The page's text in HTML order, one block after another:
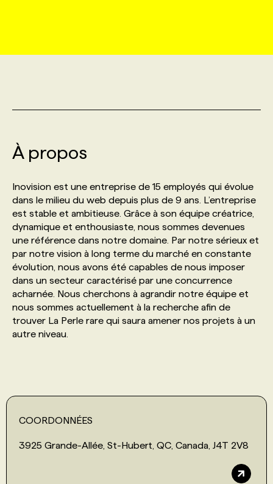
INITIATIVES NUMÉRIQUES
PRIX ET DISTINCTIONS
TENDANCES
MARKETING DURABLE
ÉVÉNEMENTIEL
NOS AUTEUR‧RICES
ANNONCEZ AVEC NOUS
PROFIL ENTREPRISE
FAQ
ANNONCEZ AVEC NOUS
PROFIL CANDIDAT
ANNONCEZ AVEC NOUS
NOS PARCOURS DE FORMATIONS
FORMATIONS PERSONNALISÉES
NOS FORMATEUR‧RICES
POURQUOI CHOISIR NOS FORMATIONS
NOS TARIFS
PROGRAMMES DE SUBVENTIONS
FAQ
SERVICE DE CHASSE DE TÊTE
NOS TARIFS
NOS EXPERTISES
FAQ
ANNONCEZ AVEC NOUS
À propos
Inovision est une entreprise de 15 employés qui évolue
dans le milieu du web depuis plus de 9 ans. L’entreprise
est stable et ambitieuse. Grâce à son équipe créatrice,
dynamique et enthousiaste, nous sommes devenues
une référence dans notre domaine. Par notre sérieux et
par notre vision à long terme du marché en constante
évolution, nous avons été capables de nous imposer
dans un secteur caractérisé par une concurrence
acharnée. Nous cherchons à agrandir notre équipe et
nous sommes actuellement à la recherche afin de
trouver La Perle rare qui saura amener nos projets à un
autre niveau.
COORDONNÉES
3925 Grande-Allée, St-Hubert, QC, Canada, J4T 2V8